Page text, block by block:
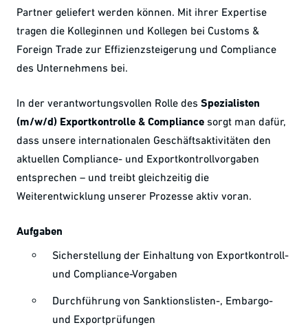
Partner geliefert werden können. Mit ihrer Expertise
tragen die Kolleginnen und Kollegen bei Customs &
Foreign Trade zur Effizienzsteigerung und Compliance
des Unternehmens bei.
In der verantwortungsvollen Rolle des Spezialisten
(m/w/d) Exportkontrolle & Compliance sorgt man dafür,
dass unsere internationalen Geschäftsaktivitäten den
aktuellen Compliance- und Exportkontrollvorgaben
entsprechen – und treibt gleichzeitig die
Weiterentwicklung unserer Prozesse aktiv voran.
Aufgaben
Sicherstellung der Einhaltung von Exportkontroll-
und Compliance-Vorgaben
Durchführung von Sanktionslisten-, Embargo-
und Exportprüfungen